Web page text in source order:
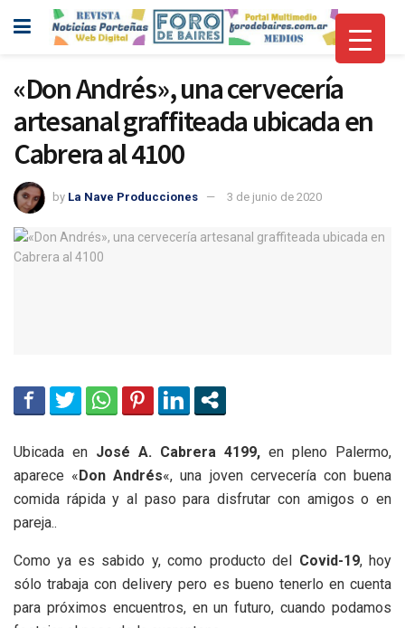
«Don Andrés», una cervecería
artesanal graffiteada ubicada en
Cabrera al 4100
by La Nave Producciones 3 de junio de 2020
Ubicada en José A. Cabrera 4199, en pleno Palermo,
aparece «Don Andrés«, una joven cervecería con buena
comida rápida y al paso para disfrutar con amigos o en
pareja..
Como ya es sabido y, como producto del Covid-19, hoy
sólo trabaja con delivery pero es bueno tenerlo en cuenta
para próximos encuentros, en un futuro, cuando podamos